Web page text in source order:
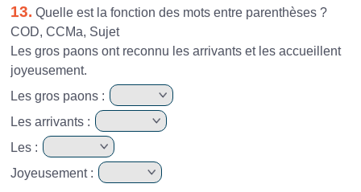
13. Quelle est la fonction des mots entre parenthèses ?
COD, CCMa, Sujet
Les gros paons ont reconnu les arrivants et les accueillent
joyeusement.
Les gros paons :
Les arrivants :
Les :
Joyeusement :